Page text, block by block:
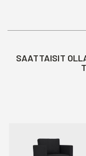
SAATTAISIT